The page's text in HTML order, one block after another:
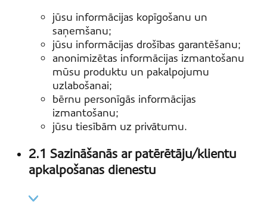
jūsu informācijas kopīgošanu un
saņemšanu;
jūsu informācijas drošības garantēšanu;
anonimizētas informācijas izmantošanu
mūsu produktu un pakalpojumu
uzlabošanai;
bērnu personīgās informācijas
izmantošanu;
jūsu tiesībām uz privātumu.
2.1 Sazināšanās ar patērētāju/klientu
apkalpošanas dienestu